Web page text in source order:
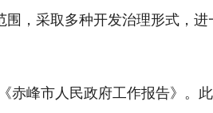
，采取多种开发治理形式，进
峰市人民政府工作报告》。此